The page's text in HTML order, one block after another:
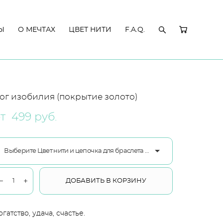
О МЕЧТАХ ЦВЕТ НИТИ F.A.Q.
О МЕЧТАХ ЦВЕТ НИТИ F.A.Q.
изобилия (покрытие золото)
499 pуб.
ДОБАВИТЬ В КОРЗИНУ
удача, счастье.